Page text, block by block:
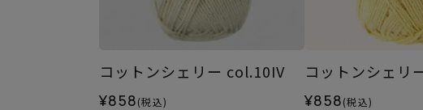
コットンシェリー col.10IV
¥858(税込)
コットンシェリ
¥858(税込)